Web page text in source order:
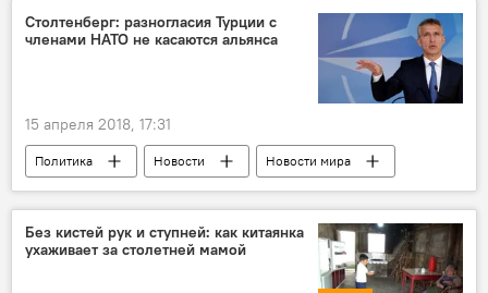
Столтенберг: разногласия Турции с
членами НАТО не касаются альянса
15 апреля 2018, 17:31
Политика Новости
Новости мира
Турция
Генеральный секретарь НАТО Йенс Столтенберг
Североатлантический альянс
Разногласия
Без кистей рук и ступней: как китаянка
ухаживает за столетней мамой